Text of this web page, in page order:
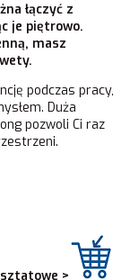
łączyć z
je piętrowo.
masz
podczas pracy,
Duża
pozwoli Ci raz
>